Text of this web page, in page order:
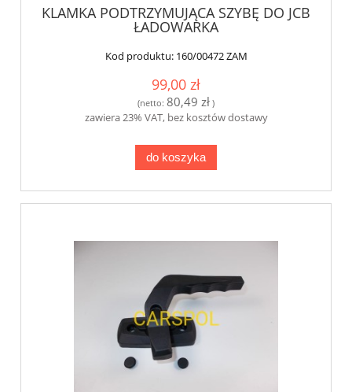
KLAMKA PODTRZYMUJĄCA SZYBĘ DO JCB
ŁADOWARKA
Kod produktu: 160/00472 ZAM
99,00 zł
(netto: 80,49 zł )
zawiera 23% VAT, bez kosztów dostawy
do koszyka